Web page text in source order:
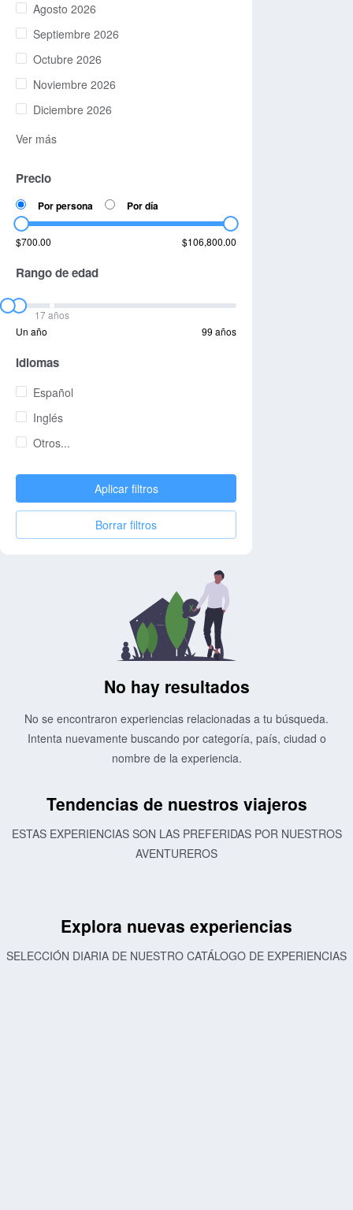
Agosto 2026
Septiembre 2026
Octubre 2026
Noviembre 2026
Diciembre 2026
Ver más
Precio
Por persona Por día
$700.00 $106,800.00
Rango de edad
17 años
Un año
99 años
Idiomas
Español
Inglés
Otros...
Aplicar filtros
Borrar filtros
No hay resultados
No se encontraron experiencias relacionadas a tu búsqueda.
Intenta nuevamente buscando por categoría, país, ciudad o
nombre de la experiencia.
Tendencias de nuestros viajeros
ESTAS EXPERIENCIAS SON LAS PREFERIDAS POR NUESTROS
AVENTUREROS
Explora nuevas experiencias
SELECCIÓN DIARIA DE NUESTRO CATÁLOGO DE EXPERIENCIAS